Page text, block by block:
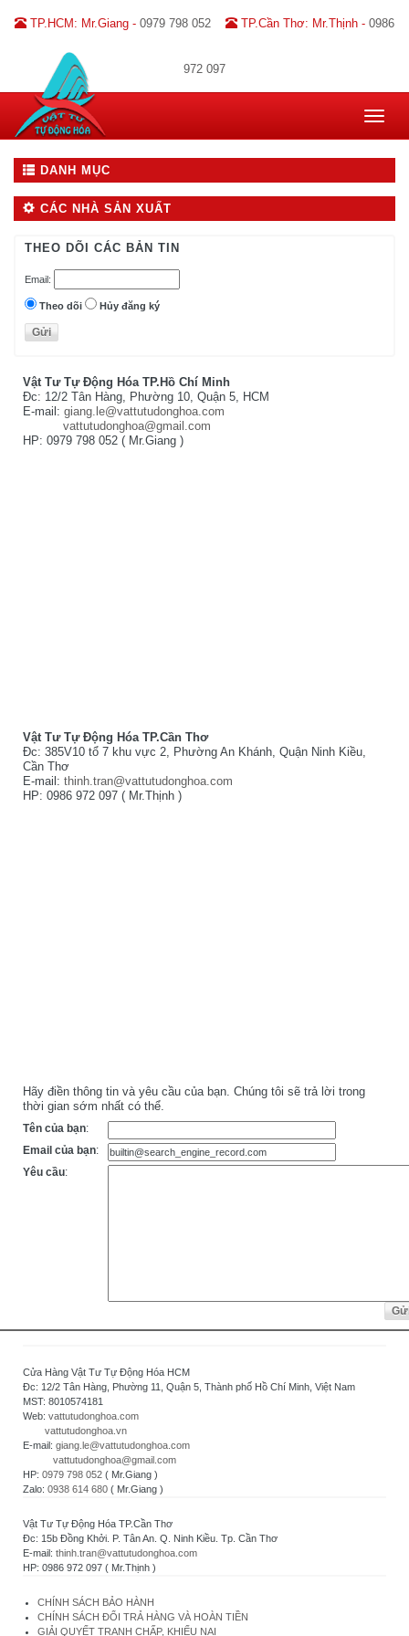
TP.HCM: Mr.Giang - 0979 798 052 TP.Cần Thơ: Mr.Thịnh - 0986
972 097
Toggle
DANH MỤC
CÁC NHÀ SẢN XUẤT
THEO DÕI CÁC BẢN TIN
Email:
Theo dõi Hủy đăng ký
Vật Tư Tự Động Hóa TP.Hồ Chí Minh
Đc: 12/2 Tân Hàng, Phường 10, Quận 5, HCM
E-mail: giang.le@vattutudonghoa.com
vattutudonghoa@gmail.com
HP: 0979 798 052 ( Mr.Giang )
Vật Tư Tự Động Hóa TP.Cần Thơ
Đc: 385V10 tổ 7 khu vực 2, Phường An Khánh, Quận Ninh Kiều,
Cần Thơ
E-mail: thinh.tran@vattutudonghoa.com
HP: 0986 972 097 ( Mr.Thịnh )
Hãy điền thông tin và yêu cầu của bạn. Chúng tôi sẽ trả lời trong
thời gian sớm nhất có thể.
Tên của bạn:
Email của bạn:
Yêu cầu:
Cửa Hàng Vật Tư Tự Động Hóa HCM
Đc: 12/2 Tân Hàng, Phường 11, Quận 5, Thành phố Hồ Chí Minh, Việt Nam
MST: 8010574181
Web: vattutudonghoa.com
vattutudonghoa.vn
E-mail: giang.le@vattutudonghoa.com
vattutudonghoa@gmail.com
HP: 0979 798 052 ( Mr.Giang )
Zalo: 0938 614 680 ( Mr.Giang )
Vật Tư Tự Động Hóa TP.Cần Thơ
Đc: 15b Đồng Khởi. P. Tân An. Q. Ninh Kiều. Tp. Cần Thơ
E-mail: thinh.tran@vattutudonghoa.com
HP: 0986 972 097 ( Mr.Thịnh )
CHÍNH SÁCH BẢO HÀNH
CHÍNH SÁCH ĐỔI TRẢ HÀNG VÀ HOÀN TIỀN
GIẢI QUYẾT TRANH CHẤP, KHIẾU NẠI